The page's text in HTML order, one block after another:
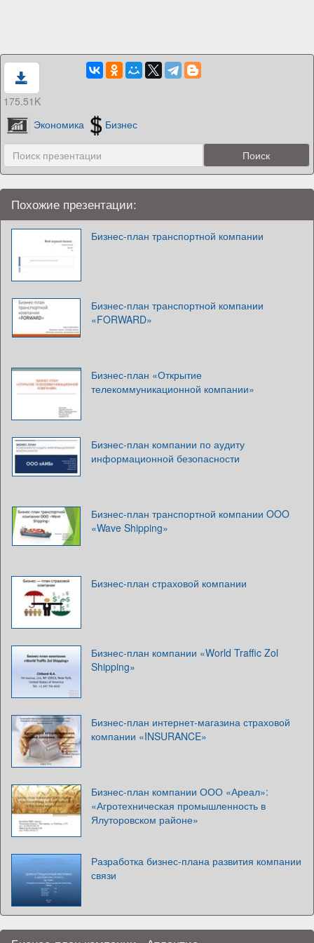
175.51K
Экономика
Бизнес
Похожие презентации:
Бизнес-план транспортной компании
Бизнес-план транспортной компании
«FORWARD»
Бизнес-план «Открытие
телекоммуникационной компании»
Бизнес-план компании по аудиту
информационной безопасности
Бизнес-план транспортной компании OOO
«Wave Shipping»
Бизнес-план страховой компании
Бизнес-план компании «World Traffic Zol
Shipping»
Бизнес-план интернет-магазина страховой
компании «INSURANCE»
Бизнес-план компании ООО «Ареал»:
«Агротехническая промышленность в
Ялуторовском районе»
Разработка бизнес-плана развития компании
связи